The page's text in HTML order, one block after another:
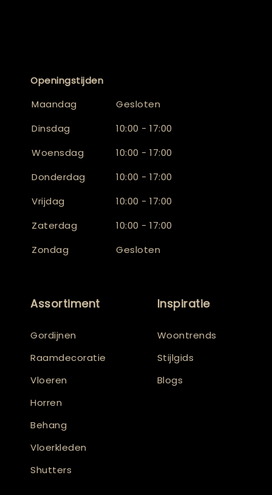
Openingstijden
Maandag
Gesloten
Dinsdag
10:00 - 17:00
Woensdag
10:00 - 17:00
Donderdag
10:00 - 17:00
Vrijdag
10:00 - 17:00
Zaterdag
10:00 - 17:00
Zondag
Gesloten
Assortiment
Gordijnen
Raamdecoratie
Vloeren
Horren
Behang
Vloerkleden
Shutters
Inspiratie
Woontrends
Stijlgids
Blogs